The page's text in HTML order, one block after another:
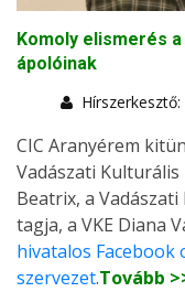
Komoly elismerés
ápolóinak
CIC Aranyérem
Vadászati
Beatrix, a
tagja, a VKE Diana
hivatalos Facebook
szervezet.Tovább